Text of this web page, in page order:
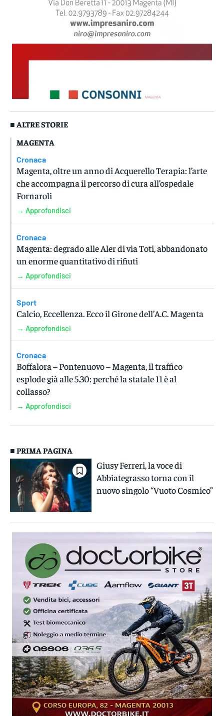
■ ALTRE STORIE
MAGENTA
Cronaca
Magenta, oltre un anno di Acquerello Terapia: l’arte
che accompagna il percorso di cura all’ospedale
Fornaroli
→ Approfondisci
Cronaca
Magenta: degrado alle Aler di via Toti, abbandonato
un enorme quantitativo di rifiuti
→ Approfondisci
Sport
Calcio, Eccellenza. Ecco il Girone dell’A.C. Magenta
→ Approfondisci
Cronaca
Boffalora – Pontenuovo – Magenta, il traffico
esplode già alle 5.30: perché la statale 11 è al
collasso?
→ Approfondisci
■ PRIMA PAGINA
Giusy Ferreri, la voce di
Abbiategrasso torna con il
nuovo singolo “Vuoto Cosmico”